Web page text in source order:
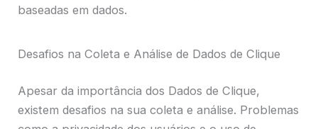
baseadas em dados.
Desafios na Coleta e Análise de Dados de Clique
Apesar da importância dos Dados de Clique,
existem desafios na sua coleta e análise. Problemas